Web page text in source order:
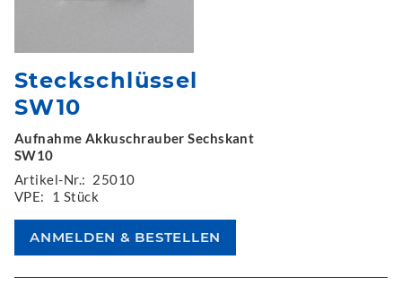
Steckschlüssel
SW10
Aufnahme Akkuschrauber Sechskant
SW10
Artikel-Nr.: 25010
VPE:
1 Stück